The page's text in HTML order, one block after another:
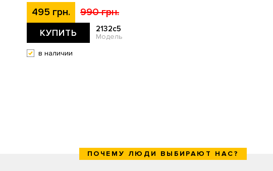
495 грн. 990 грн.
КУПИТЬ 2132c5
Модель
в наличии
ПОЧЕМУ ЛЮДИ ВЫБИРАЮТ НАС?